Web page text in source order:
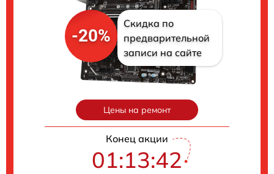
-20%
Скидка по
предварительной
записи на сайте
Цены на ремонт
Конец акции
01:13:41